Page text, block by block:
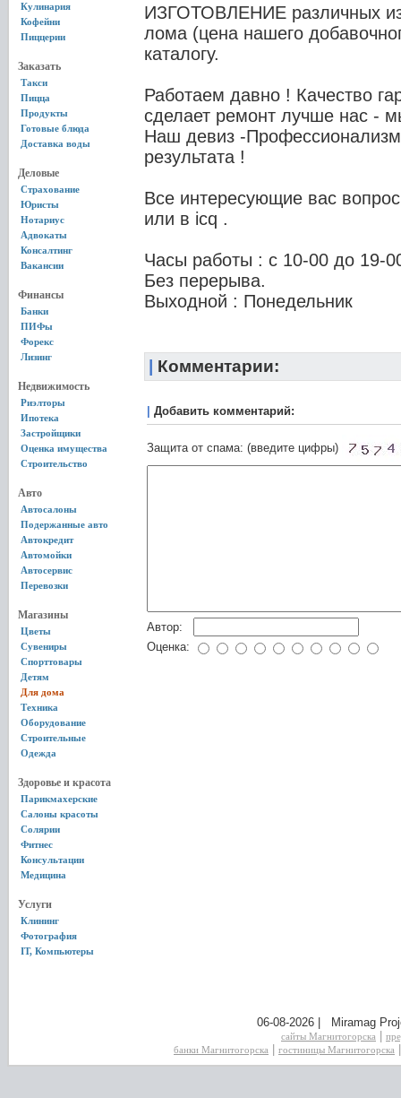
Кулинария
Кофейни
Пиццерии
Заказать
Такси
Пицца
Продукты
Готовые блюда
Доставка воды
Деловые
Страхование
Юристы
Нотариус
Адвокаты
Консалтинг
Вакансии
Финансы
Банки
ПИФы
Форекс
Лизинг
Недвижимость
Риэлторы
Ипотека
Застройщики
Оценка имущества
Строительство
Авто
Автосалоны
Подержанные авто
Автокредит
Автомойки
Автосервис
Перевозки
Магазины
Цветы
Сувениры
Спорттовары
Детям
Для дома
Техника
Оборудование
Строительные
Одежда
Здоровье и красота
Парикмахерские
Салоны красоты
Солярии
Фитнес
Консультации
Медицина
Услуги
Клининг
Фотография
IT, Компьютеры
ИЗГОТОВЛЕНИЕ различных
лома (цена нашего
каталогу.
Работаем давно ! Качество
сделает ремонт лучше нас -
Наш девиз -Профессионализм
результата !
Все интересующие вас
или в icq .
Часы работы : с 10-00 до 19-
Без перерыва.
Выходной : Понедельник
Комментарии:
Добавить комментарий:
Защита от спама: (введите цифры)
Автор:
Оценка:
06-08-2026 | Miramag
сайты Магнитогорска
банки Магнитогорска
гостиницы Магнитогорска